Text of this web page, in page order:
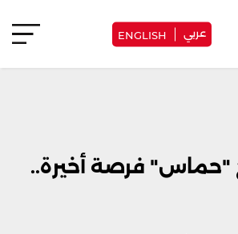
عربي ENGLISH
"حماس" فرصة أخيرة..